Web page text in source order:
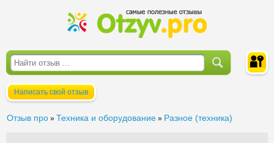
Написать свой отзыв
Отзыв про » Техника и оборудование » Разное (техника)